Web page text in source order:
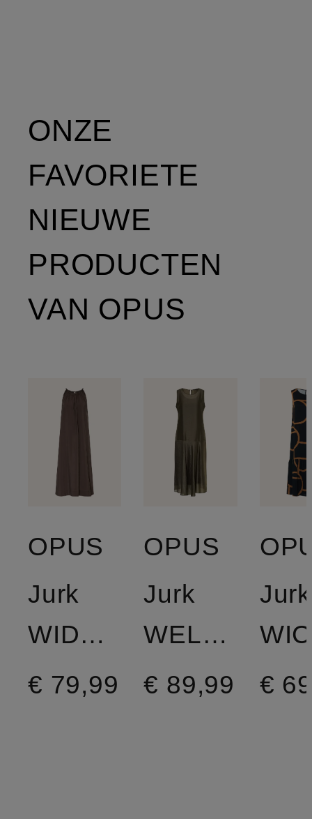
ONZE
FAVORIETE
NIEUWE
PRODUCTEN
VAN OPUS
OPUS
Jurk
WIDALA
€ 79,99
OPUS
Jurk
WELSA
€ 89,99
Jurk
€